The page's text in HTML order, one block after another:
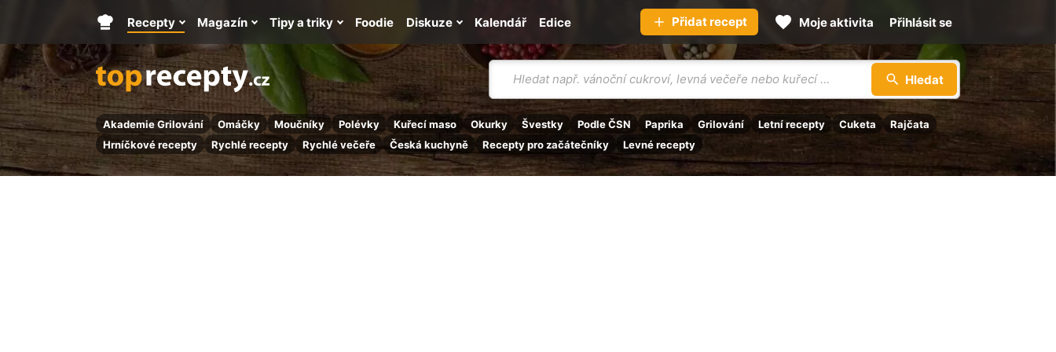
Vyhledávání
Hledat
Akademie Grilování Omáčky Moučníky Polévky Kuřecí maso Okurky Švestky Podle ČSN Paprika Grilování Letní recepty Cuketa
Rajčata
Hrníčkové recepty
Rychlé recepty Rychlé večeře Česká kuchyně Recepty pro začátečníky Levné recepty
Hlavní
stránka
Recepty Magazín Tipy a triky Kalendář
Foodie Diskuze Edice Přidat recept Moje aktivita Přihlásit se